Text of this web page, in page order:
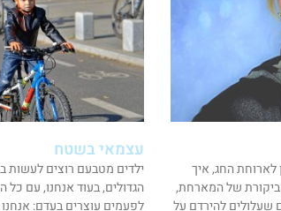
לארוחת החג, איך
של המארחת,
שעלולים להירדם על
עצמאי בשטח
ילדים מטבעם רוצים לעשות
הגדולים, בעוד אנחנו, עם כל
לפעמים עוצרים בעדם: אנחנו